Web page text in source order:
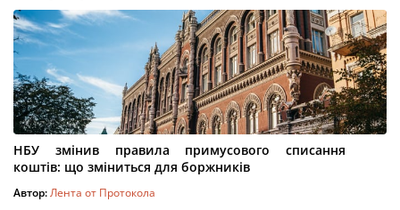
НБУ змінив правила примусового списання
коштів: що зміниться для боржників
Автор:Лента от Протокола